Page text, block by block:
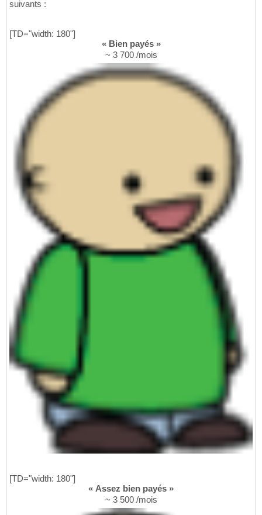
suivants :
[TD="width: 180"]
« Bien payés »
~ 3 700 /mois
[TD="width: 180"]
« Assez bien payés »
~ 3 500 /mois